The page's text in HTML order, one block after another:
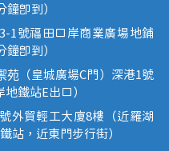
即到）
1號福田口岸商業廣場地鋪
即到）
苑（皇城廣場C門）深港1號
鐵站E出口）
外貿輕工大廈8樓（近羅湖
站，近東門步行街）